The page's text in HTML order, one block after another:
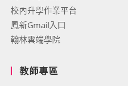
校內升學作業平台
鳳新Gmail入口
翰林雲端學院
教師專區